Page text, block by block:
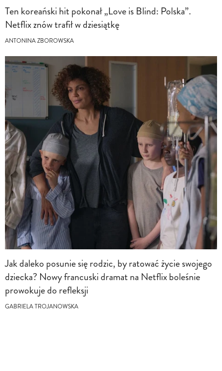
Ten koreański hit pokonał „Love is Blind: Polska”.
Netflix znów trafił w dziesiątkę
ANTONINA ZBOROWSKA
Jak daleko posunie się rodzic, by ratować życie swojego
dziecka? Nowy francuski dramat na Netflix boleśnie
prowokuje do refleksji
GABRIELA TROJANOWSKA